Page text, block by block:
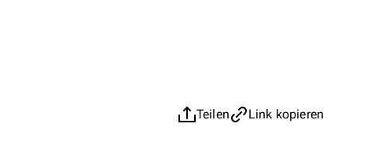
Teilen Link kopieren